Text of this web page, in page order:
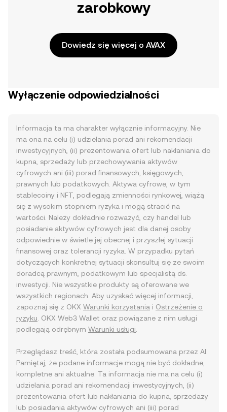
zarobkowy
Dowiedz się więcej o AVAX
Wyłączenie odpowiedzialności
Informacja ta ma charakter wyłącznie informacyjny. Nie
ma ona na celu (i) udzielania porad ani rekomendacji
inwestycyjnych, (ii) prezentowania ofert lub nakłaniania do
kupna, sprzedaży lub przechowywania aktywów
cyfrowych ani (iii) porad finansowych, księgowych,
prawnych lub podatkowych. Aktywa cyfrowe, w tym
stablecoiny i NFT, podlegają zmienności rynkowej, wiążą
się z wysokim stopniem ryzyka i mogą stracić na
wartości. Należy dokładnie rozważyć, czy handel lub
posiadanie aktywów cyfrowych jest dla danej osoby
odpowiednie w świetle jej obecnej i przyszłej sytuacji
finansowej oraz tolerancji ryzyka. W przypadku pytań
dotyczących konkretnej sytuacji skonsultuj się ze swoim
doradcą prawnym, podatkowym lub specjalistą ds.
inwestycji. Nie wszystkie produkty są oferowane we
wszystkich regionach. Aby uzyskać więcej informacji,
zapoznaj się z OKX Warunki korzystania i Ostrzeżenie o
ryzyku . OKX Web3 Wallet oraz powiązane z nim usługi
podlegają odrębnym Warunki usługi
Przeglądasz treść, która została podsumowana przez AI.
Pamiętaj, że podane informacje mogą nie być dokładne,
kompletne ani aktualne. Ta informacja nie ma na celu (i)
udzielania porad ani rekomendacji inwestycyjnych, (ii)
prezentowania ofert lub nakłaniania do kupna, sprzedaży
lub posiadania aktywów cyfrowych ani (iii) porad